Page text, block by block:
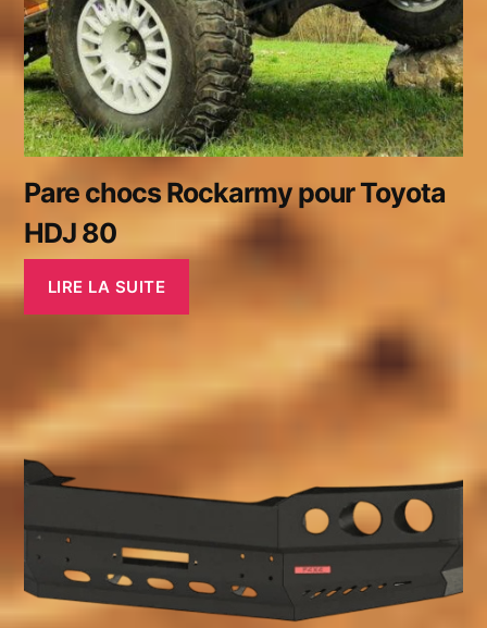
Pare chocs Rockarmy pour Toyota
HDJ 80
LIRE LA SUITE